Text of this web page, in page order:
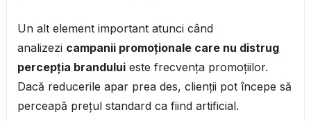
Un alt element important atunci când
analizezi campanii promoționale care nu distrug
percepția branduluieste frecvența promoțiilor.
Dacă reducerile apar prea des, clienții pot începe să
perceapă prețul standard ca fiind artificial.